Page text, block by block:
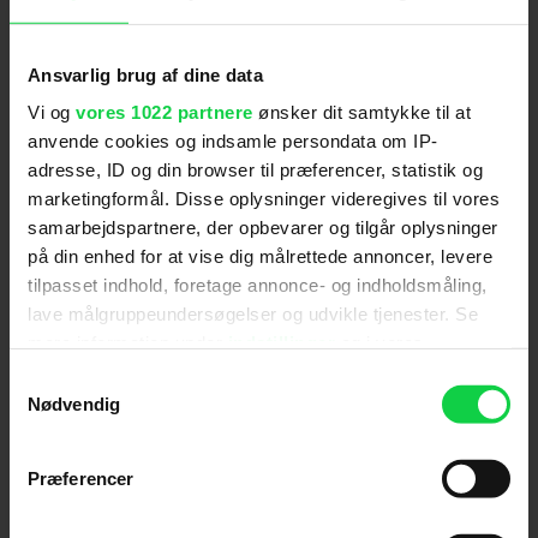
Ansvarlig brug af dine data
Vi og vores 1022 partnere ønsker dit samtykke til at
anvende cookies og indsamle persondata om IP-
adresse, ID og din browser til præferencer, statistik og
marketingformål. Disse oplysninger videregives til vores
samarbejdspartnere, der opbevarer og tilgår oplysninger
på din enhed for at vise dig målrettede annoncer, levere
tilpasset indhold, foretage annonce- og indholdsmåling,
lave målgruppeundersøgelser og udvikle tjenester. Se
tilbage eller ændre indstillinger fra vores
"Cookiedeklaration", eller ved at trykke på "Privacy
Nødvendig
Præferencer
med David Lynchs mest ubehagelige værker, og det
Enevoldsen)
Politiken
"De uendelige korridorer i filmen 'Backrooms' er en
skræmmende mental tilstand. Men det er faktisk der,
hvor en hel generation af unge har følt sig mest
hjemme siden covidnedlukningen." (Joakim